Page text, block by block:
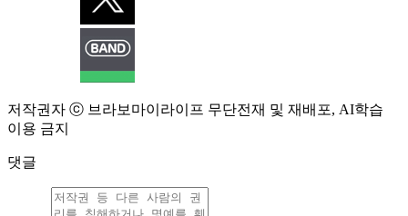
저작권자 ⓒ 브라보마이라이프 무단전재 및 재배포, AI학습
이용 금지
댓글